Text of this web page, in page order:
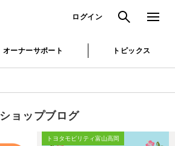
ログイン 検索 メニュ
オーナーサポート トピックス
ショップブログ
トヨタモビリティ富山高岡